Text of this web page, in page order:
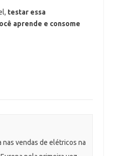
testar essa
aprende e consome
nas vendas de elétricos na